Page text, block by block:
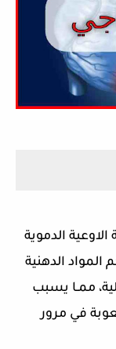
الدموية
المواد الدهنية
ممـا يسبب
في مرور